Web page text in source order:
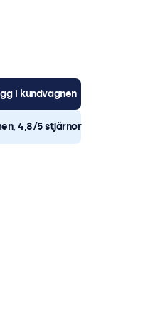
i kundvagnen
4,8/5 stjärnor